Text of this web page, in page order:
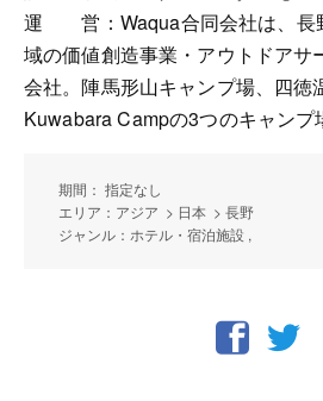
運 営：Waqua合同会社は、長
域の価値創造事業・アウトドアサ
会社。陣馬形山キャンプ場、四徳
Kuwabara Campの3つのキャンプ
期間： 指定なし
エリア：アジア > 日本 > 長野
ジャンル：ホテル・宿泊施設 ,